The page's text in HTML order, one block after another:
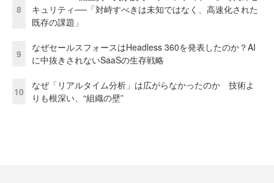
8
キュリティ──「対峙すべきは未知ではなく、高速化された
既存の課題」
9
なぜセールスフォースはHeadless 360を発表したのか？AI
に中抜きされないSaaSの生存戦略
10
なぜ「リアルタイム分析」は広がらなかったのか 技術よ
りも根深い、“組織の壁”